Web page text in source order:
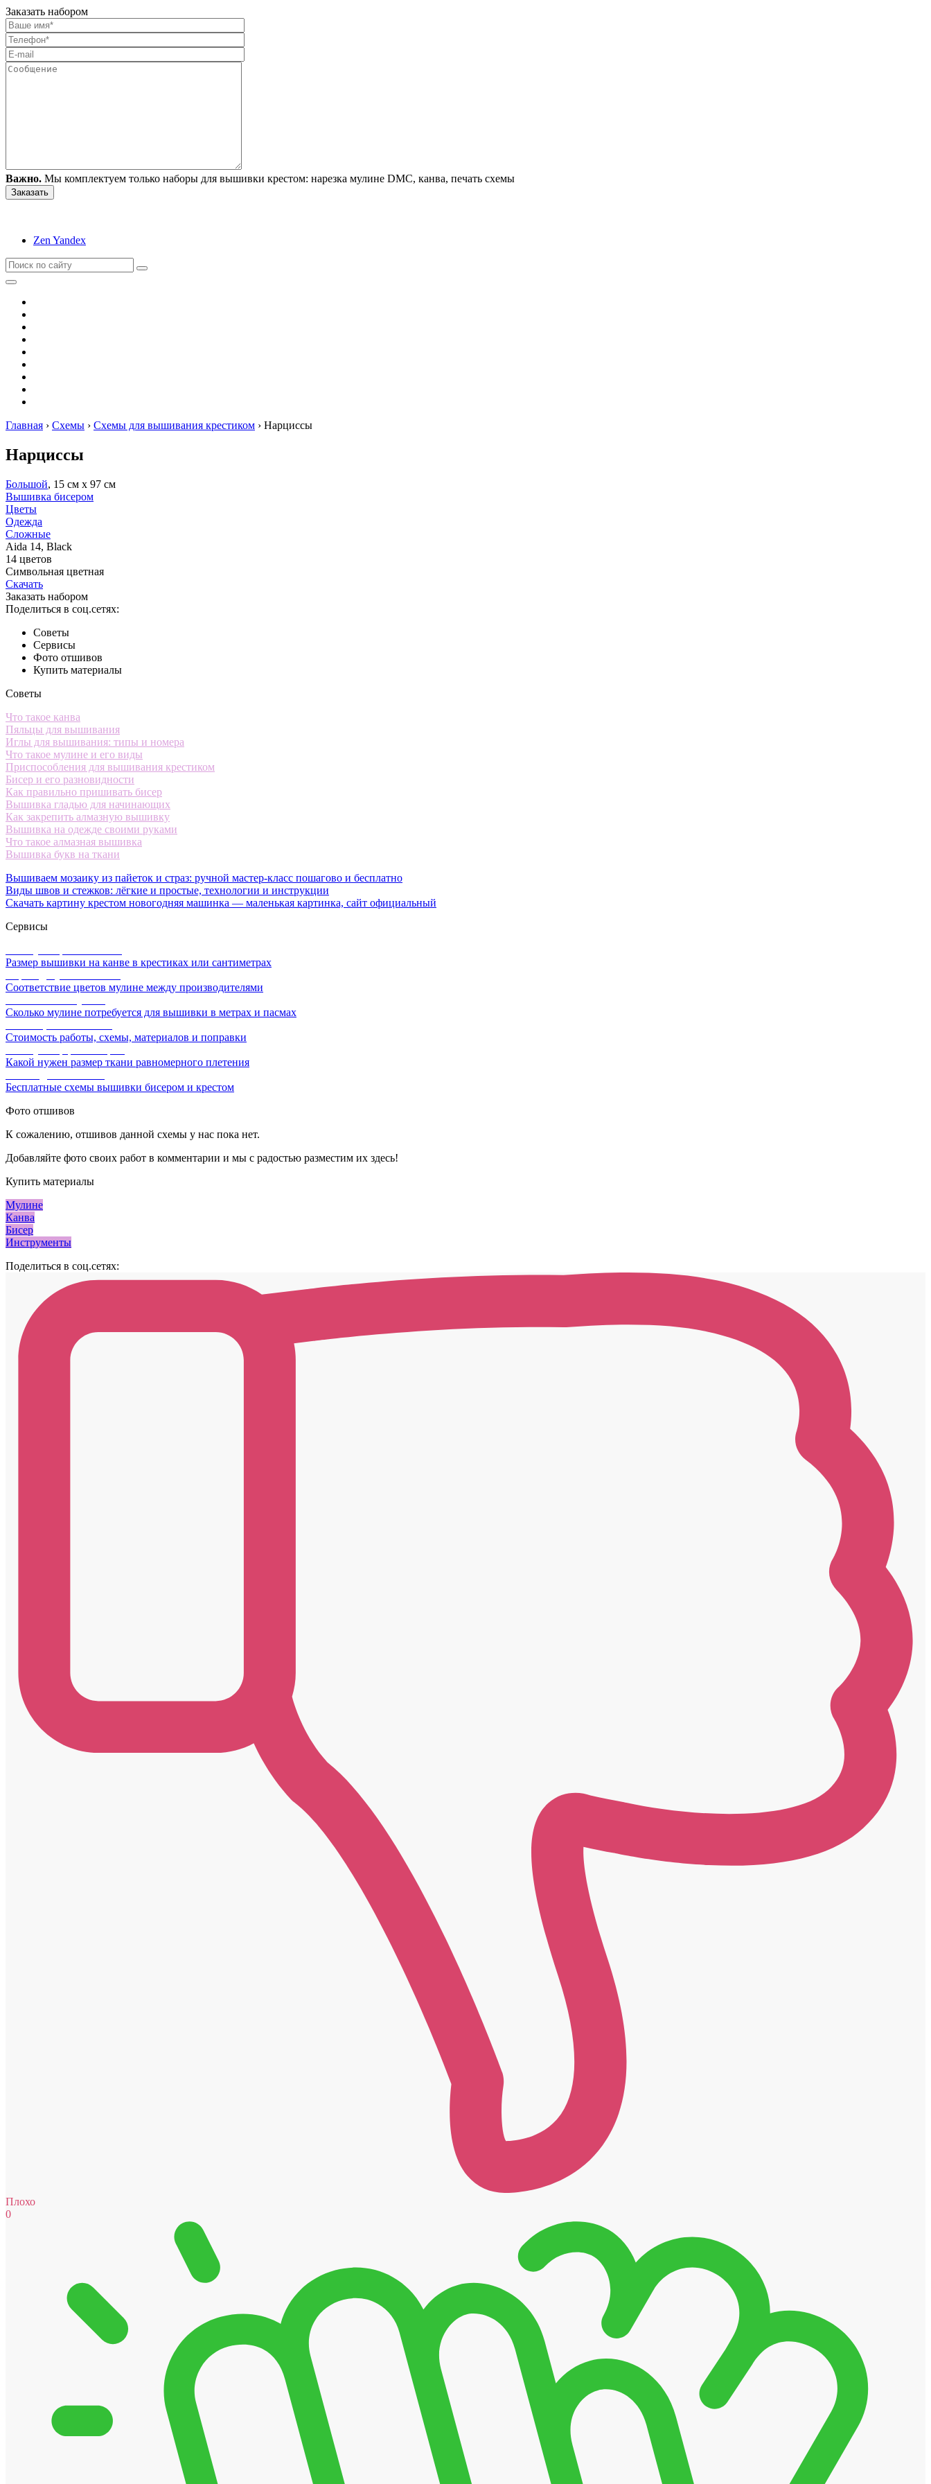
Заказать набором
Важно. Мы комплектуем только наборы для вышивки крестом: нарезка мулине DMC, канва, печать схемы
Zen Yandex
Главная › Схемы › Схемы для вышивания крестиком › Нарциссы
Нарциссы
Большой, 15 см х 97 см
Вышивка бисером
Цветы
Одежда
Сложные
Aida 14, Black
14 цветов
Символьная цветная
Скачать
Заказать набором
Поделиться в соц.сетях:
Советы
Сервисы
Фото отшивов
Купить материалы
Советы
Что такое канва
Пяльцы для вышивания
Иглы для вышивания: типы и номера
Что такое мулине и его виды
Приспособления для вышивания крестиком
Бисер и его разновидности
Как правильно пришивать бисер
Вышивка гладью для начинающих
Как закрепить алмазную вышивку
Вышивка на одежде своими руками
Что такое алмазная вышивка
Вышивка букв на ткани
Вышиваем мозаику из пайеток и страз: ручной мастер-класс пошагово и бесплатно
Виды швов и стежков: лёгкие и простые, технологии и инструкции
Скачать картину крестом новогодняя машинка — маленькая картинка, сайт официальный
Сервисы
Размер вышивки на канве в крестиках или сантиметрах
Соответствие цветов мулине между производителями
Сколько мулине потребуется для вышивки в метрах и пасмах
Стоимость работы, схемы, материалов и поправки
Какой нужен размер ткани равномерного плетения
Бесплатные схемы вышивки бисером и крестом
Фото отшивов
К сожалению, отшивов данной схемы у нас пока нет.
Добавляйте фото своих работ в комментарии и мы с радостью разместим их здесь!
Купить материалы
Мулине
Канва
Бисер
Инструменты
Поделиться в соц.сетях:
Плохо
0